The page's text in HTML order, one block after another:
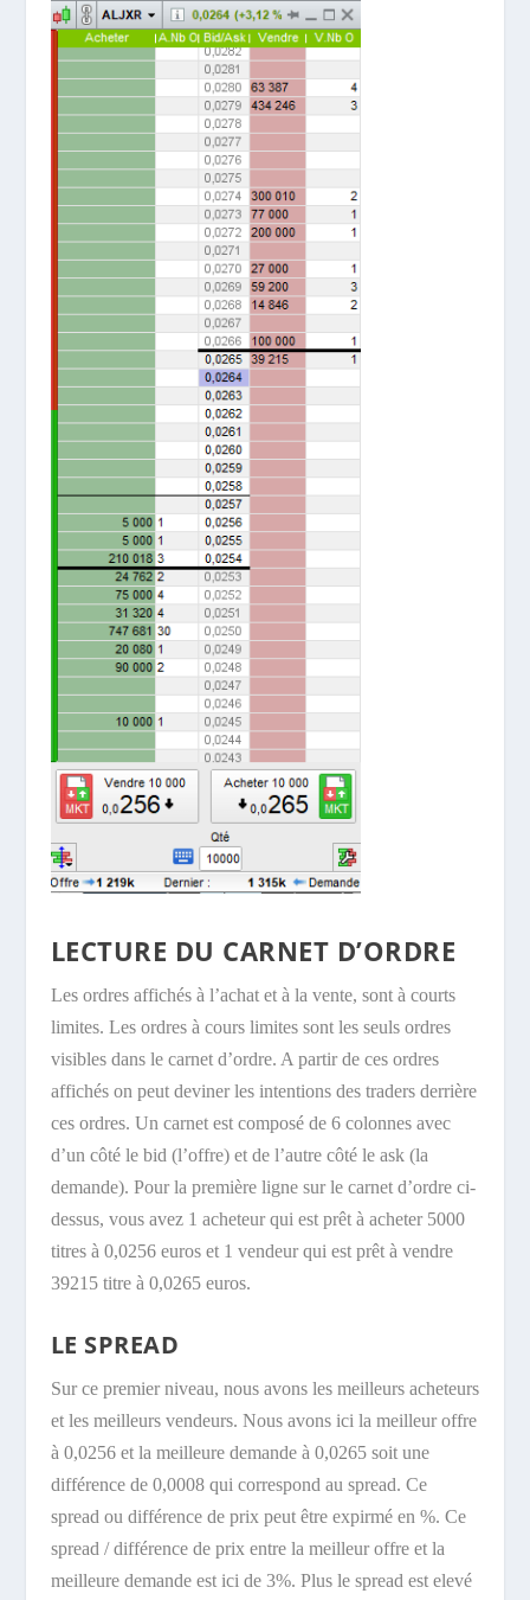
LECTURE DU CARNET D’ORDRE
Les ordres affichés à l’achat et à la vente, sont à courts
limites. Les ordres à cours limites sont les seuls ordres
visibles dans le carnet d’ordre. A partir de ces ordres
affichés on peut deviner les intentions des traders derrière
ces ordres. Un carnet est composé de 6 colonnes avec
d’un côté le bid (l’offre) et de l’autre côté le ask (la
demande). Pour la première ligne sur le carnet d’ordre ci-
dessus, vous avez 1 acheteur qui est prêt à acheter 5000
titres à 0,0256 euros et 1 vendeur qui est prêt à vendre
39215 titre à 0,0265 euros.
LE SPREAD
Sur ce premier niveau, nous avons les meilleurs acheteurs
et les meilleurs vendeurs. Nous avons ici la meilleur offre
à 0,0256 et la meilleure demande à 0,0265 soit une
différence de 0,0008 qui correspond au spread. Ce
spread ou différence de prix peut être expirmé en %. Ce
spread / différence de prix entre la meilleur offre et la
meilleure demande est ici de 3%. Plus le spread est elevé